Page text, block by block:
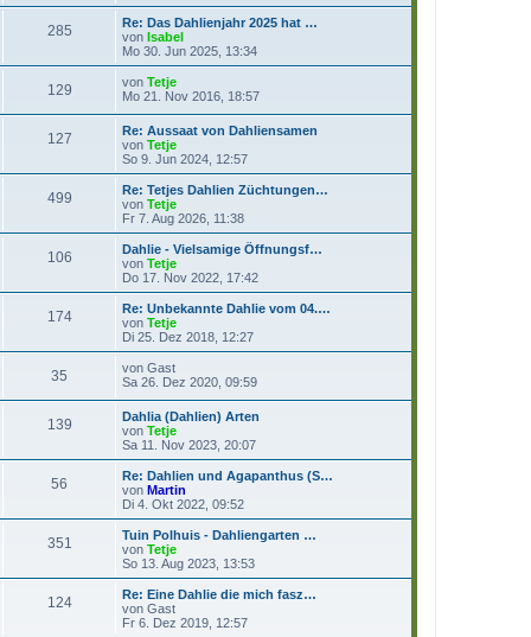
a
g
e
i
t
r
a
e
r
B
e
i
r
a
g
285
Re: Das Dahlienjahr 2025 hat …
von Isabel
e
u
s
e
r
e
i
t
a
g
Mo 30. Jun 2025, 13:34
129 von Tetje
e
s
t
e
r
B
i
t
r
g
Mo 21. Nov 2016, 18:57
127
Re: Aussaat von Dahliensamen
von Tetje
e
u
e
t
r
B
i
r
g
So 9. Jun 2024, 12:57
499
Re: Tetjes Dahlien Züchtungen…
von Tetje
e
u
e
t
r
B
i
a
g
Fr 7. Aug 2026, 11:38
106
Dahlie - Vielsamige Öffnungsf…
von Tetje
e
u
e
t
e
i
t
a
g
Do 17. Nov 2022, 17:42
174
Re: Unbekannte Dahlie vom 04.…
von Tetje
e
u
s
r
e
i
t
r
a
g
Di 25. Dez 2018, 12:27
35 von Gast
e
s
e
B
e
i
t
r
g
Sa 26. Dez 2020, 09:59
139
Dahlia (Dahlien) Arten
von Tetje
e
u
e
s
t
B
i
r
g
Sa 11. Nov 2023, 20:07
56
Re: Dahlien und Agapanthus (S…
von Martin
e
u
e
t
B
e
i
Di 4. Okt 2022, 09:52
351
Tuin Polhuis - Dahliengarten …
von Tetje
e
u
e
t
So 13. Aug 2023, 13:53
124
Re: Eine Dahlie die mich fasz…
von Gast
e
Fr 6. Dez 2019, 12:57